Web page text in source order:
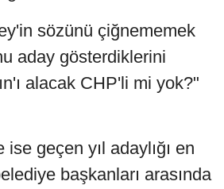
sözünü çiğnememek
aday gösterdiklerini
alacak CHP'li mi yok?"
geçen yıl adaylığı en
başkanları arasında